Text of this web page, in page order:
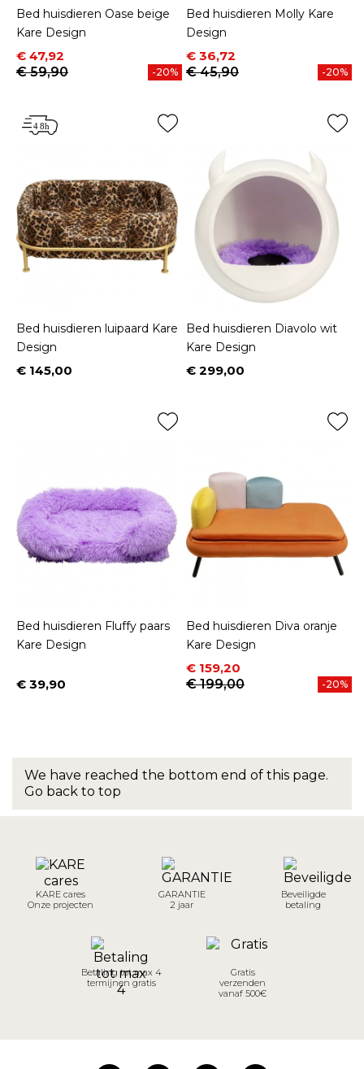
Bed huisdieren Oase beige
Kare Design
Prijs
€ 47,92
Normale prijs
€ 59,90
-20%
Bed huisdieren Molly Kare
Design
Prijs
€ 36,72
Normale prijs
€ 45,90
-20%
Bed huisdieren luipaard Kare
Design
Prijs
€ 145,00
Bed huisdieren Diavolo wit
Kare Design
Prijs
€ 299,00
Bed huisdieren Fluffy paars
Kare Design
Prijs
€ 39,90
Bed huisdieren Diva oranje
Kare Design
Prijs
€ 159,20
Normale prijs
€ 199,00
-20%
We have reached the bottom end of this page.
Go back to top
KARE cares
Onze projecten
GARANTIE
2 jaar
Beveiligde
betaling
Betaling tot max 4
termijnen gratis
Gratis
verzenden
vanaf 500€